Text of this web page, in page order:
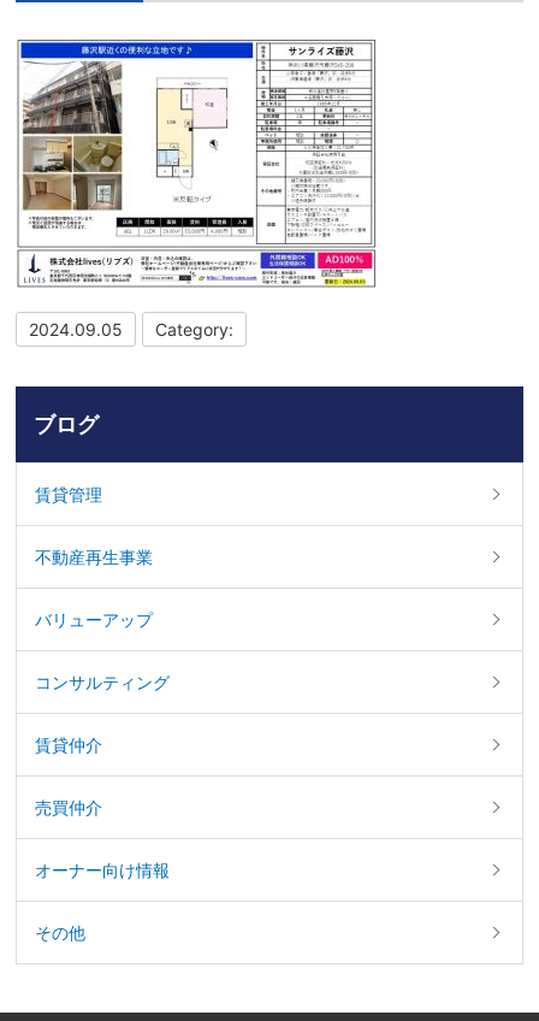
2024.09.05 Category:
ブログ
賃貸管理
不動産再生事業
バリューアップ
コンサルティング
賃貸仲介
売買仲介
オーナー向け情報
その他